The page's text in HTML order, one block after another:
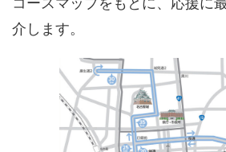
介します。